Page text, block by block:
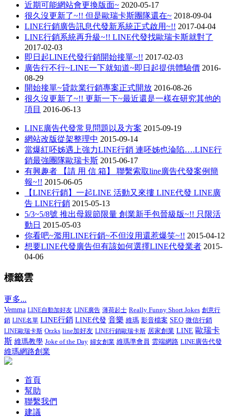
近期可能網站會更換版面~ 2020-05-17
很久沒更新了~!! 但是歐瑞卡斯團隊還在~ 2018-09-04
LINE行銷廣告訊息代發新系統正式啟用~!! 2017-04-04
LINE行銷系統再升級~!! LINE代發找歐瑞卡斯就對了
2017-02-03
即日起LINE代發行銷開始接單~!! 2017-02-03
廣告行不行~LINE一下就知道~即日起提供體驗價 2016-
08-29
開始接單~貸款業行銷專案正式開放 2016-08-26
很久沒更新了~!! 更新一下~最近還是一樣在研究其他的
項目 2016-06-13
LINE廣告代發常見問題以及方案 2015-09-19
網站改版從架整理中 2015-09-14
當爆紅呸姊遇上強力LINE行銷 連呸姊也淪陷….LINE行
銷最強團隊歐瑞卡斯 2015-06-17
有興趣者 【請 用 信 箱】 聯繫索取line廣告代發案例簡
報~!! 2015-06-05
【LINE行銷】一起LINE 活動又來摟 LINE代發 LINE廣
告 LINE行銷 2015-05-13
5/3~5/8號 推出母親節限量 創業新手包晉級版~!! 只限活
動日 2015-05-03
你看吧~濫用LINE行銷~不但沒用還惹爆笑~!! 2015-04-12
想要LINE代發廣告但有該如何選擇LINE代發業者 2015-
04-06
標籤雲
更多...
Vemma LINE自動加好友 LINE廣告 薄荷起士 Really Funny Short Jokes 創意行
銷 LINE名單 LINE行銷 LINE代發 音樂 維瑪 影音檔案 SEO 微信行銷
LINE歐瑞卡斯 Orzks line加好友 LINE行銷歐瑞卡斯 居家創業 LINE 歐瑞卡
斯 維瑪教學 Joke of the Day 婦女創業 維瑪準會員 雲端網路 LINE廣告代發
維瑪網路創業
首頁
幫助
聯繫我們
建議